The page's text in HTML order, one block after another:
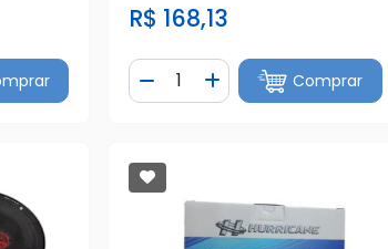
R$ 168,13
Diminuir Quantidade
Quantidade
Adicionar Quantidade
Comprar